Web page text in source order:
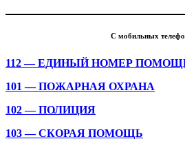
С мобильных
112 — ЕДИНЫЙ НОМЕР
101 — ПОЖАРНАЯ ОХРАНА
102 — ПОЛИЦИЯ
103 — СКОРАЯ ПОМОЩЬ